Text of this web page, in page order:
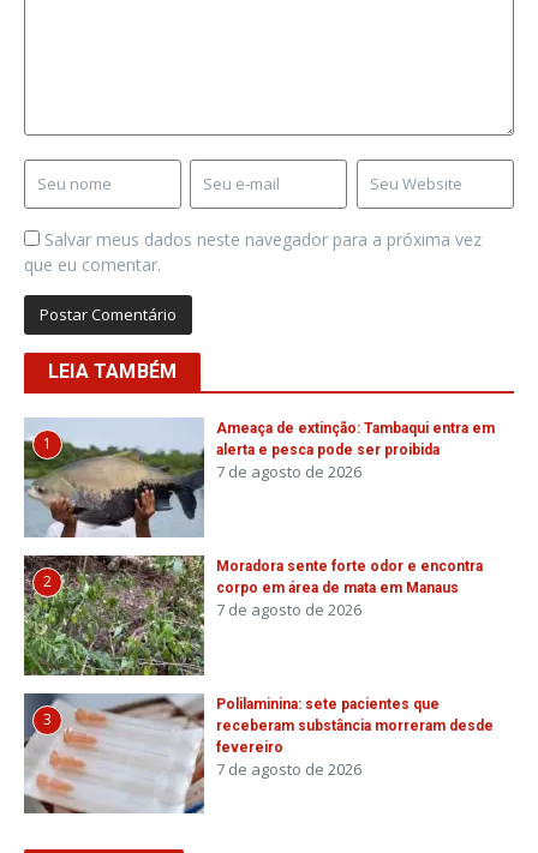
Salvar meus dados neste navegador para a próxima vez
que eu comentar.
LEIA TAMBÉM
1
Ameaça de extinção: Tambaqui entra em
alerta e pesca pode ser proibida
7 de agosto de 2026
2
Moradora sente forte odor e encontra
corpo em área de mata em Manaus
7 de agosto de 2026
3
Polilaminina: sete pacientes que
receberam substância morreram desde
fevereiro
7 de agosto de 2026